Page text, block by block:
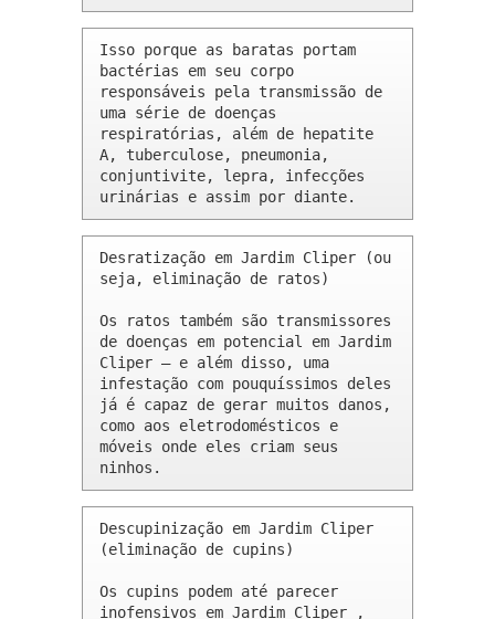
Isso porque as baratas portam
bactérias em seu corpo
responsáveis pela transmissão de
uma série de doenças
respiratórias, além de hepatite
A, tuberculose, pneumonia,
conjuntivite, lepra, infecções
urinárias e assim por diante.
Desratização em Jardim Cliper (ou
seja, eliminação de ratos)
Os ratos também são transmissores
de doenças em potencial em Jardim
Cliper – e além disso, uma
infestação com pouquíssimos deles
já é capaz de gerar muitos danos,
como aos eletrodomésticos e
móveis onde eles criam seus
ninhos.
Descupinização em Jardim Cliper
(eliminação de cupins)
Os cupins podem até parecer
inofensivos em Jardim Cliper ,